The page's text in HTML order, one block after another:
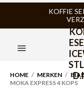
KOFFIE
HOME / MERKEN /
MOKA EXPRESS 4 KOPS